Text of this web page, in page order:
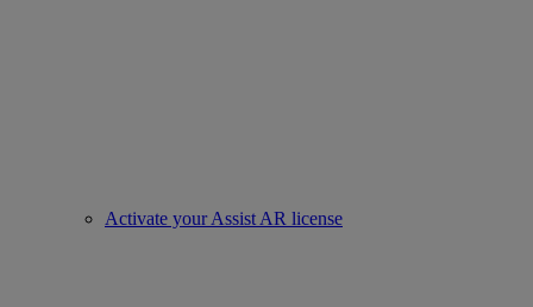
Activate your Assist AR license